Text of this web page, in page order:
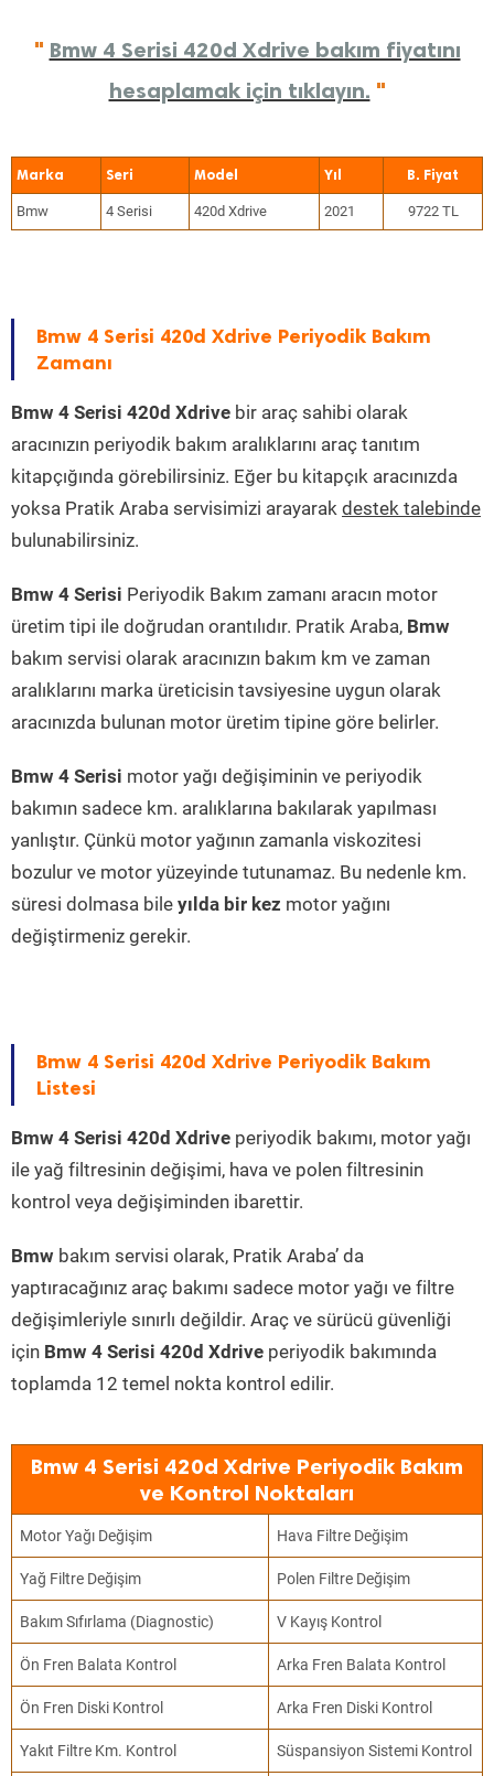
" Bmw 4 Serisi 420d Xdrive bakım fiyatını
hesaplamak için tıklayın. "
Marka Seri Model Yıl
Bmw 4 Serisi 420d Xdrive 2021 9722 TL
Bmw 4 Serisi 420d Xdrive Periyodik Bakım
Zamanı
Bmw 4 Serisi 420d Xdrive bir araç sahibi olarak
aracınızın periyodik bakım aralıklarını araç tanıtım
kitapçığında görebilirsiniz. Eğer bu kitapçık aracınızda
yoksa Pratik Araba servisimizi arayarak destek talebinde
bulunabilirsiniz.
Bmw 4 Serisi Periyodik Bakım zamanı aracın motor
üretim tipi ile doğrudan orantılıdır. Pratik Araba, Bmw
bakım servisi olarak aracınızın bakım km ve zaman
aralıklarını marka üreticisin tavsiyesine uygun olarak
aracınızda bulunan motor üretim tipine göre belirler.
Bmw 4 Serisi motor yağı değişiminin ve periyodik
bakımın sadece km. aralıklarına bakılarak yapılması
yanlıştır. Çünkü motor yağının zamanla viskozitesi
bozulur ve motor yüzeyinde tutunamaz. Bu nedenle km.
süresi dolmasa bile yılda bir kez motor yağını
değiştirmeniz gerekir.
Bmw 4 Serisi 420d Xdrive Periyodik Bakım
Listesi
Bmw 4 Serisi 420d Xdrive periyodik bakımı, motor yağı
ile yağ filtresinin değişimi, hava ve polen filtresinin
kontrol veya değişiminden ibarettir.
Bmw bakım servisi olarak, Pratik Araba’ da
yaptıracağınız araç bakımı sadece motor yağı ve filtre
değişimleriyle sınırlı değildir. Araç ve sürücü güvenliği
için Bmw 4 Serisi 420d Xdrive periyodik bakımında
toplamda 12 temel nokta kontrol edilir.
Bmw 4 Serisi 420d Xdrive Periyodik Bakım
ve Kontrol Noktaları
Motor Yağı Değişim Hava Filtre Değişim
Yağ Filtre Değişim Polen Filtre Değişim
Bakım Sıfırlama (Diagnostic) V Kayış Kontrol
Ön Fren Balata Kontrol Arka Fren Balata Kontrol
Ön Fren Diski Kontrol Arka Fren Diski Kontrol
Yakıt Filtre Km. Kontrol Süspansiyon Sistemi Kontrol